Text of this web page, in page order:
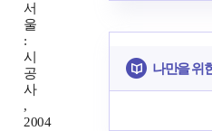
서
울
:
시
공
사
,
2004
나만을 위